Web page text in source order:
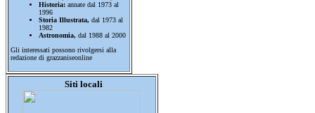
Historia: annate dal 1973 al
1996
Storia Illustrata, dal 1973 al
1982
Astronomia, dal 1988 al 2000
Gli interessati possono rivolgersi alla
redazione di grazzaniseonline
Siti locali